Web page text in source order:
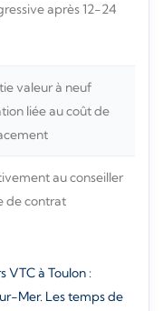
après 12-24
valeur à neuf
liée au coût de
au conseiller
de contrat
VTC à Toulon :
Mer. Les temps de